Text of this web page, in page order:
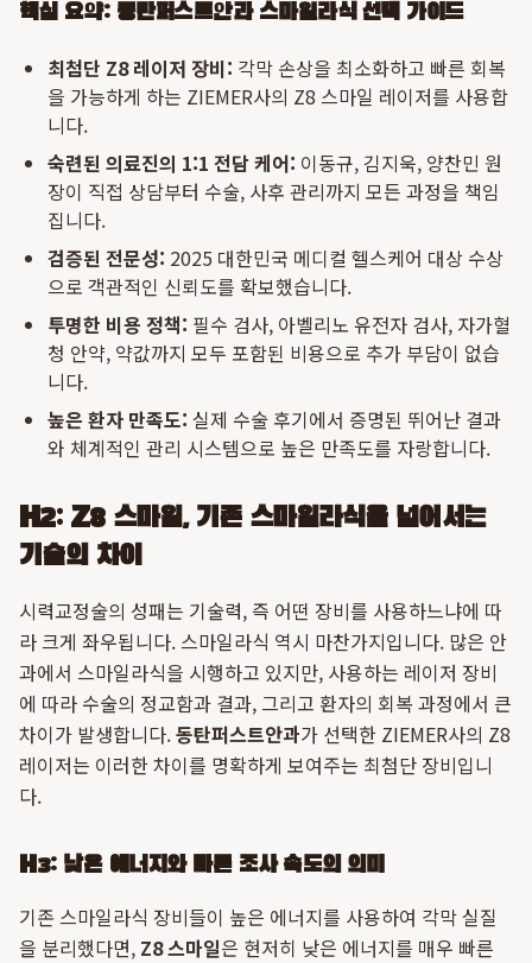
핵심 요약: 동탄퍼스트안과 스마일라식 선택 가이드
최첨단 Z8 레이저 장비: 각막 손상을 최소화하고 빠른 회복
을 가능하게 하는 ZIEMER사의 Z8 스마일 레이저를 사용합
니다.
숙련된 의료진의 1:1 전담 케어: 이동규, 김지욱, 양찬민 원
장이 직접 상담부터 수술, 사후 관리까지 모든 과정을 책임
집니다.
검증된 전문성: 2025 대한민국 메디컬 헬스케어 대상 수상
으로 객관적인 신뢰도를 확보했습니다.
투명한 비용 정책: 필수 검사, 아벨리노 유전자 검사, 자가혈
청 안약, 약값까지 모두 포함된 비용으로 추가 부담이 없습
니다.
높은 환자 만족도: 실제 수술 후기에서 증명된 뛰어난 결과
와 체계적인 관리 시스템으로 높은 만족도를 자랑합니다.
H2: Z8 스마일, 기존 스마일라식을 넘어서는
기술의 차이
시력교정술의 성패는 기술력, 즉 어떤 장비를 사용하느냐에 따
라 크게 좌우됩니다. 스마일라식 역시 마찬가지입니다. 많은 안
과에서 스마일라식을 시행하고 있지만, 사용하는 레이저 장비
에 따라 수술의 정교함과 결과, 그리고 환자의 회복 과정에서 큰
차이가 발생합니다.동탄퍼스트안과가 선택한 ZIEMER사의 Z8
레이저는 이러한 차이를 명확하게 보여주는 최첨단 장비입니
다.
H3: 낮은 에너지와 빠른 조사 속도의 의미
기존 스마일라식 장비들이 높은 에너지를 사용하여 각막 실질
을 분리했다면, Z8 스마일은 현저히 낮은 에너지를 매우 빠른